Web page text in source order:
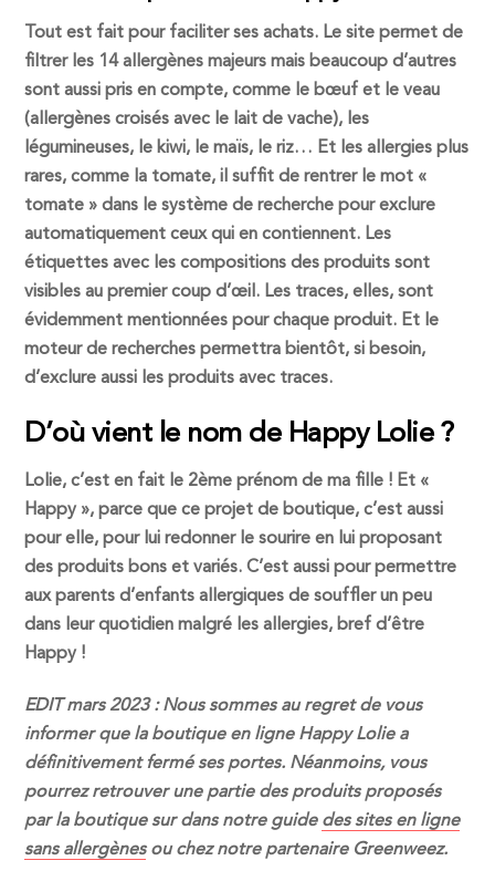
Tout est fait pour faciliter ses achats. Le site permet de
filtrer les 14 allergènes majeurs mais beaucoup d’autres
sont aussi pris en compte, comme le bœuf et le veau
(allergènes croisés avec le lait de vache), les
légumineuses, le kiwi, le maïs, le riz… Et les allergies plus
rares, comme la tomate, il suffit de rentrer le mot «
tomate » dans le système de recherche pour exclure
automatiquement ceux qui en contiennent. Les
étiquettes avec les compositions des produits sont
visibles au premier coup d’œil. Les traces, elles, sont
évidemment mentionnées pour chaque produit. Et le
moteur de recherches permettra bientôt, si besoin,
d’exclure aussi les produits avec traces.
D’où vient le nom de Happy Lolie ?
Lolie, c’est en fait le 2ème prénom de ma fille ! Et «
Happy », parce que ce projet de boutique, c’est aussi
pour elle, pour lui redonner le sourire en lui proposant
des produits bons et variés. C’est aussi pour permettre
aux parents d’enfants allergiques de souffler un peu
dans leur quotidien malgré les allergies, bref d’être
Happy !
EDIT mars 2023 : Nous sommes au regret de vous
informer que la boutique en ligne Happy Lolie a
définitivement fermé ses portes. Néanmoins, vous
pourrez retrouver une partie des produits proposés
par la boutique sur dans notre guide des sites en ligne
sans allergènesou chez notre partenaire Greenweez.